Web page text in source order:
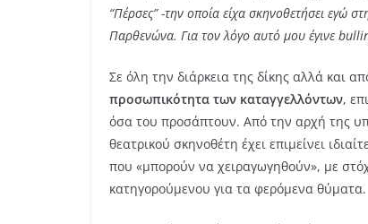
“Πέρσες” -την οποία είχα σκηνοθετήσει
Παρθενώνα. Για τον λόγο αυτό μου έγινε
Σε όλη την διάρκεια της δίκης αλλά και
προσωπικότητα των καταγγελλόντων,
όσα του προσάπτουν. Από την αρχή της
θεατρικού σκηνοθέτη έχει επιμείνει
που «μπορούν να χειραγωγηθούν», με
κατηγορούμενου για τα φερόμενα θύματα.